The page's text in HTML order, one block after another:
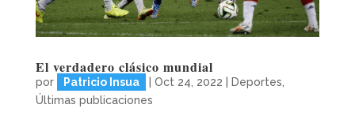
El verdadero clásico mundial
por Patricio Insua Oct 24, 2022 Deportes
Últimas publicaciones